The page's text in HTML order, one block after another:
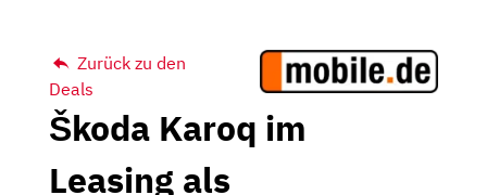
Zurück zu den
Deals
Škoda Karoq im
Leasing als